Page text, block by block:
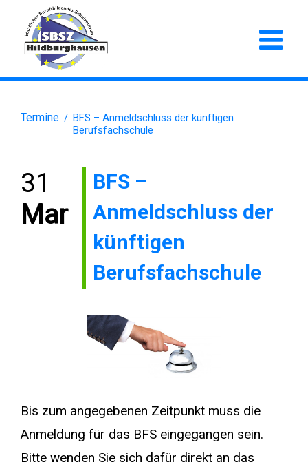
Termine / BFS – Anmeldschluss der künftigen
Berufsfachschule
31
Mar
BFS –
Anmeldschluss der
künftigen
Berufsfachschule
Bis zum angegebenen Zeitpunkt muss die
Anmeldung für das BFS eingegangen sein.
Bitte wenden Sie sich dafür direkt an das